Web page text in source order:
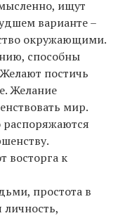
ищут
варианте –
окружающими.
способны
постичь
Желание
мир.
восторга к
простота в